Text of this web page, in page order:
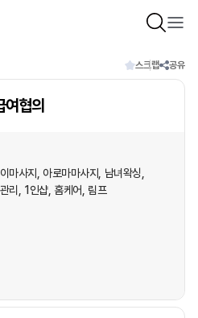
스크랩 공유
여협의
마사지 아로마마사지
남녀왁싱
리 1인샵 홈케어 림프